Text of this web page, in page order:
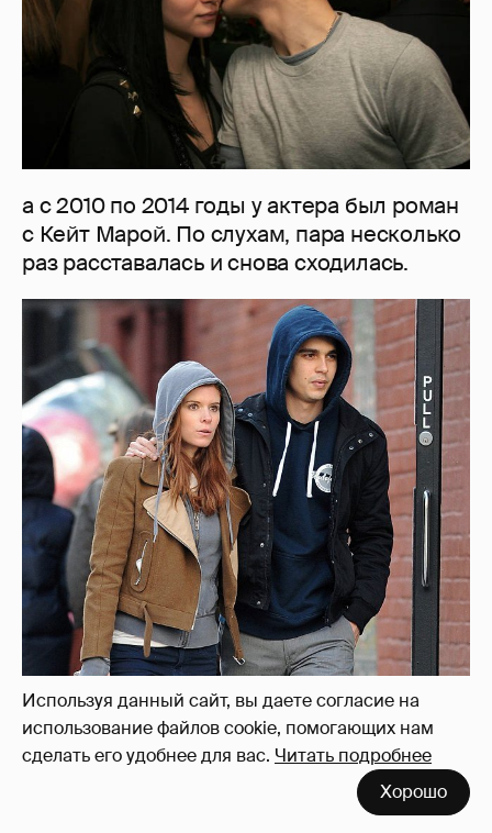
Используя данный сайт, вы даете согласие на
использование файлов cookie, помогающих нам
сделать его удобнее для вас. Читать подробнее
Хорошо
а с 2010 по 2014 годы у актера был роман
с Кейт Марой. По слухам, пара несколько
раз расставалась и снова сходилась.